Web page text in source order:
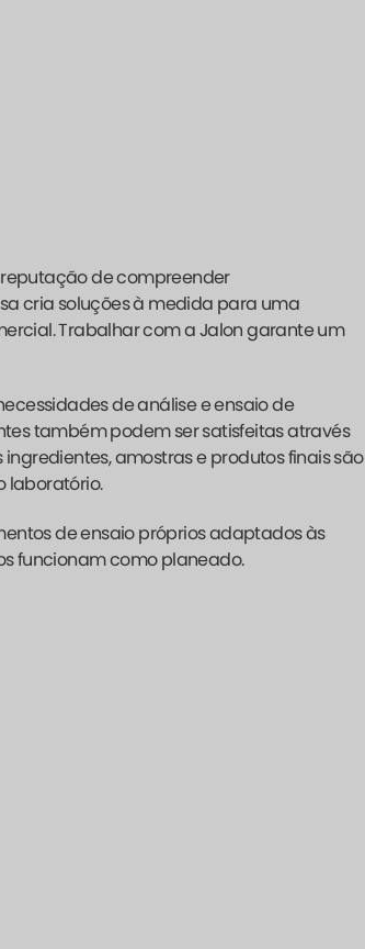
de compreender
cria soluções à medida para uma
Trabalhar com a Jalon garante um
de análise e ensaio de
também podem ser satisfeitas através
amostras e produtos finais são
laboratório.
de ensaio próprios adaptados às
funcionam como planeado.